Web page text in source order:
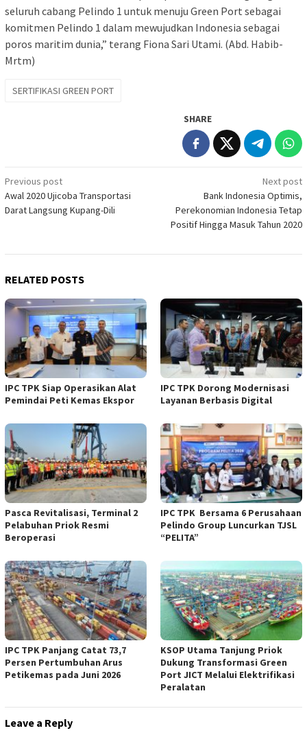
seluruh cabang Pelindo 1 untuk menuju Green Port sebagai
komitmen Pelindo 1 dalam mewujudkan Indonesia sebagai
poros maritim dunia,” terang Fiona Sari Utami. (Abd. Habib-
Mrtm)
SERTIFIKASI GREEN PORT
SHARE
Post
navigation
Previous post
Awal 2020 Ujicoba Transportasi
Darat Langsung Kupang-Dili
Next post
Bank Indonesia Optimis,
Perekonomian Indonesia Tetap
Positif Hingga Masuk Tahun 2020
RELATED POSTS
IPC TPK Siap Operasikan Alat
Pemindai Peti Kemas Ekspor
IPC TPK Dorong Modernisasi
Layanan Berbasis Digital
Pasca Revitalisasi, Terminal 2
Pelabuhan Priok Resmi
Beroperasi
IPC TPK Bersama 6 Perusahaan
Pelindo Group Luncurkan TJSL
“PELITA”
IPC TPK Panjang Catat 73,7
Persen Pertumbuhan Arus
Petikemas pada Juni 2026
KSOP Utama Tanjung Priok
Dukung Transformasi Green
Port JICT Melalui Elektrifikasi
Peralatan
Leave a Reply